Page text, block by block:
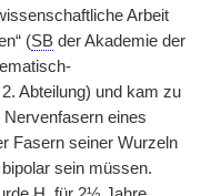
Arbeit
(SB der Akademie der
Abteilung) und kam zu
eines
Fasern seiner Wurzeln
sein müssen.